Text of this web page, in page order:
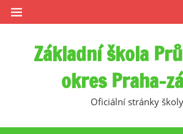
Skip
to
Základní škola
okres Praha-
Oficiální stránky školy